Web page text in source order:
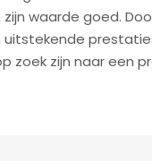
waarde goed.
zoek zijn naar een